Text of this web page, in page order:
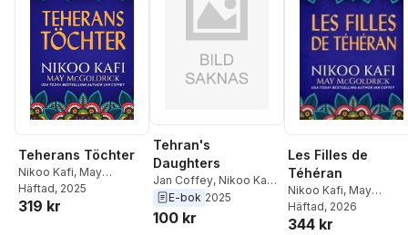
Teherans Töchter
Nikoo Kafi, May
McGoldrick,Jan Coffey
Häftad, 2025
319 kr
Tehran's
Daughters
Jan Coffey, Nikoo Kafi ,
May McGoldrick
E-bok 2025
100 kr
Les Filles de
Téhéran
Nikoo Kafi, May
McGoldrick,Jan
Häftad, 2026
344 kr